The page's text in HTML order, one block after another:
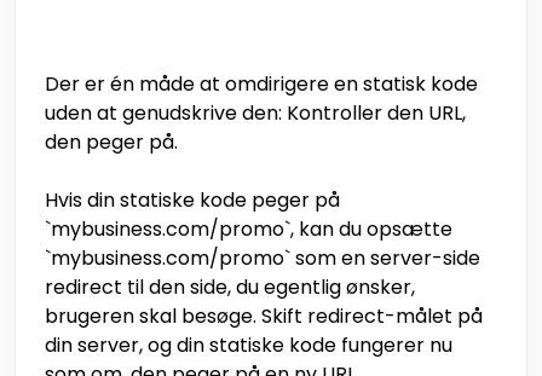
Der er én måde at omdirigere en statisk kode
uden at genudskrive den: Kontroller den URL,
den peger på.
Hvis din statiske kode peger på
`mybusiness.com/promo`, kan du opsætte
`mybusiness.com/promo` som en server-side
redirect til den side, du egentlig ønsker,
brugeren skal besøge. Skift redirect-målet på
din server, og din statiske kode fungerer nu